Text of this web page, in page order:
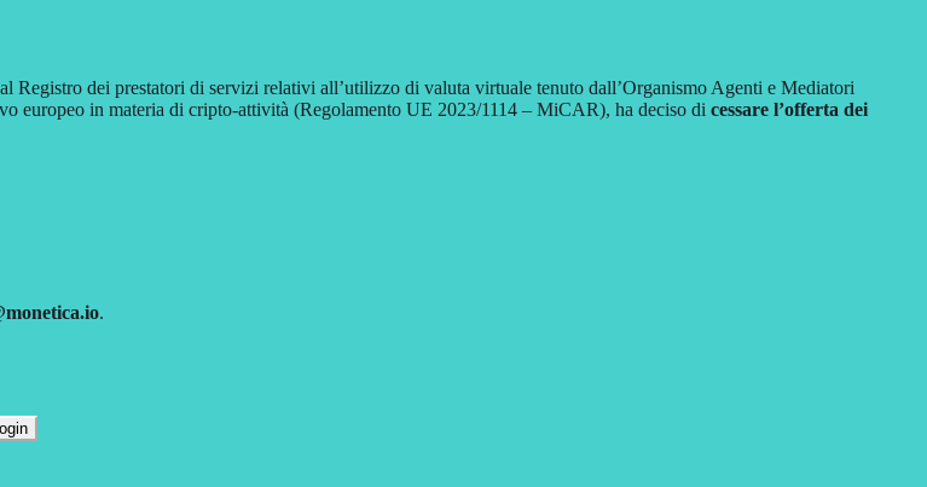
Registro dei prestatori di servizi relativi all’utilizzo di valuta virtuale tenuto dall’Organismo Agenti e Mediatori
europeo in materia di cripto-attività (Regolamento UE 2023/1114 – MiCAR), ha deciso di cessare l’offerta dei
.